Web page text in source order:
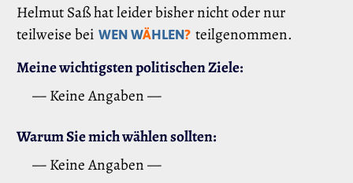
Helmut Saß hat leider bisher nicht oder nur
teilweise bei WEN WÄHLEN? teilgenommen.
Meine wichtigsten politischen Ziele:
— Keine Angaben —
Warum Sie mich wählen sollten:
— Keine Angaben —